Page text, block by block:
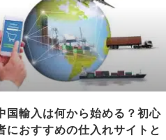
国輸入は何から始める？初心
におすすめの仕入れサイトと